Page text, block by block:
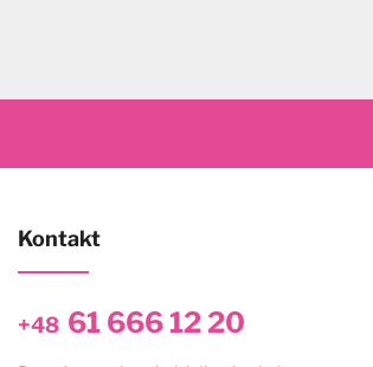
Kontakt
+48 61 666 12 20